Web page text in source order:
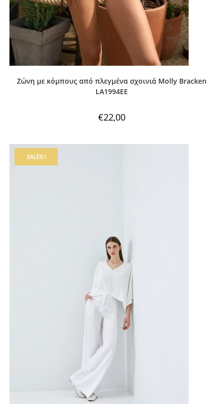
Ζώνη με κόμπους από πλεγμένα σχοινιά Molly Bracken
LA1994EE
€22,00
SALES !